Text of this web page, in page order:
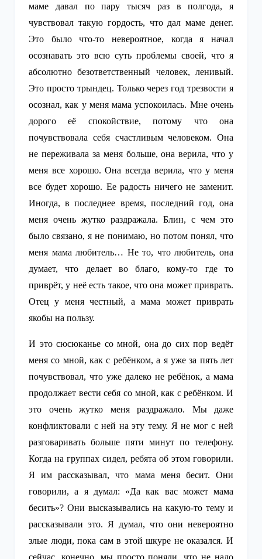
маме давал по пару тысяч раз в полгода, я
чувствовал такую гордость, что дал маме денег.
Это было что-то невероятное, когда я начал
осознавать это всю суть проблемы своей, что я
абсолютно безответственный человек, ленивый.
Это просто трындец. Только через год трезвости я
осознал, как у меня мама успокоилась. Мне очень
дорого её спокойствие, потому что она
почувствовала себя счастливым человеком. Она
не переживала за меня больше, она верила, что у
меня все хорошо. Она всегда верила, что у меня
все будет хорошо. Ее радость ничего не заменит.
Иногда, в последнее время, последний год, она
меня очень жутко раздражала. Блин, с чем это
было связано, я не понимаю, но потом понял, что
меня мама любитель… Не то, что любитель, она
думает, что делает во благо, кому-то где то
приврёт, у неё есть такое, что она может приврать.
Отец у меня честный, а мама может приврать
якобы на пользу.
И это сюсюканье со мной, она до сих пор ведёт
меня со мной, как с ребёнком, а я уже за пять лет
почувствовал, что уже далеко не ребёнок, а мама
продолжает вести себя со мной, как с ребёнком. И
это очень жутко меня раздражало. Мы даже
конфликтовали с ней на эту тему. Я не мог с ней
разговаривать больше пяти минут по телефону.
Когда на группах сидел, ребята об этом говорили.
Я им рассказывал, что мама меня бесит. Они
говорили, а я думал: «Да как вас может мама
бесить»? Они высказывались на какую-то тему и
рассказывали это. Я думал, что они невероятно
злые люди, пока сам в этой шкуре не оказался. И
сейчас, конечно, мы просто поняли, что не надо